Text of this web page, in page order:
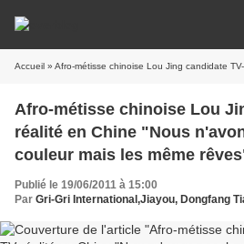
Accueil » Afro-métisse chinoise Lou Jing candidate TV-réalité en Chine "Nous
Afro-métisse chinoise Lou
réalité en Chine "Nous
couleur mais les même
Publié le 19/06/2011 à 15:00
Par Gri-Gri International,Jiayou, Dongfang Tianshi "Go les Anges d'Orient,